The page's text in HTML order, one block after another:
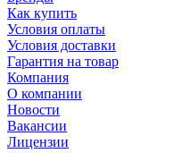
Как купить
Условия оплаты
Условия доставки
Гарантия на товар
Компания
О компании
Новости
Вакансии
Лицензии